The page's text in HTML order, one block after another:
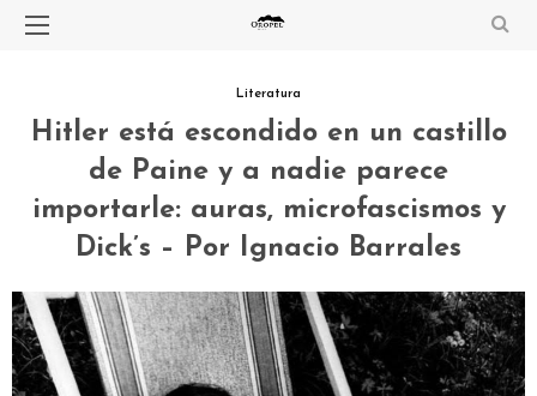
Literatura
Hitler está escondido en un castillo
de Paine y a nadie parece
importarle: auras, microfascismos y
Dick’s – Por Ignacio Barrales